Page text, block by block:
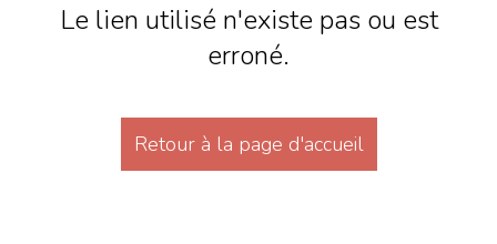
Le lien utilisé n'existe pas ou est
erroné.
Retour à la page d'accueil